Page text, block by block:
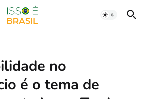
no
é o tema de